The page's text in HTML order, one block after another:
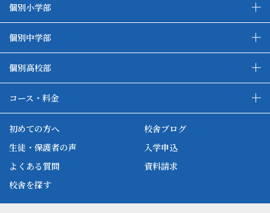
個別小学部
個別中学部
個別高校部
コース・料金
初めての方へ
生徒・保護者の声
よくある質問
校舎を探す
校舎ブログ
入学申込
資料請求